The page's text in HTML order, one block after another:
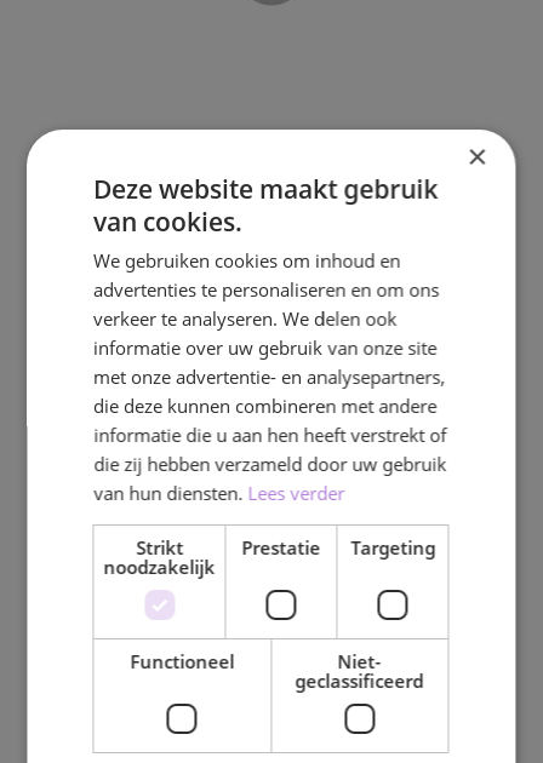
Creative Media
Design
Ben je enthousiast geworden? Dan is de
opleiding Creative Media Design wellicht
iets voor jou! Je krijgt van alle richtingen
iets mee en leert goed samenwerken, maar
ook hoe je met klanten omgaat. Je bouwt
tijdens je opleiding ook al je eigen
portfolio op. In jouw eigen, herkenbare
stijl, je krijgt alle ruimte voor persoonlijke
ontwikkeling en om te ontdekken wat je
leuk vindt.
Ontdek Creative Media
×
Deze website maakt gebruik
van cookies.
We gebruiken cookies om inhoud en
advertenties te personaliseren en om ons
verkeer te analyseren. We delen ook
informatie over uw gebruik van onze site
met onze advertentie- en analysepartners,
die deze kunnen combineren met andere
informatie die u aan hen heeft verstrekt of
die zij hebben verzameld door uw gebruik
van hun diensten. Lees verder
Strikt
noodzakelijk
Prestatie Targeting
Functioneel
Niet-
geclassificeerd